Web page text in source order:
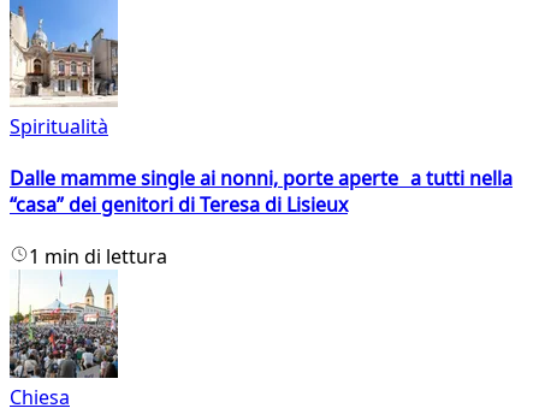
Spiritualità
Dalle mamme single ai nonni, porte aperte a tutti nella
“casa” dei genitori di Teresa di Lisieux
1 min di lettura
Chiesa